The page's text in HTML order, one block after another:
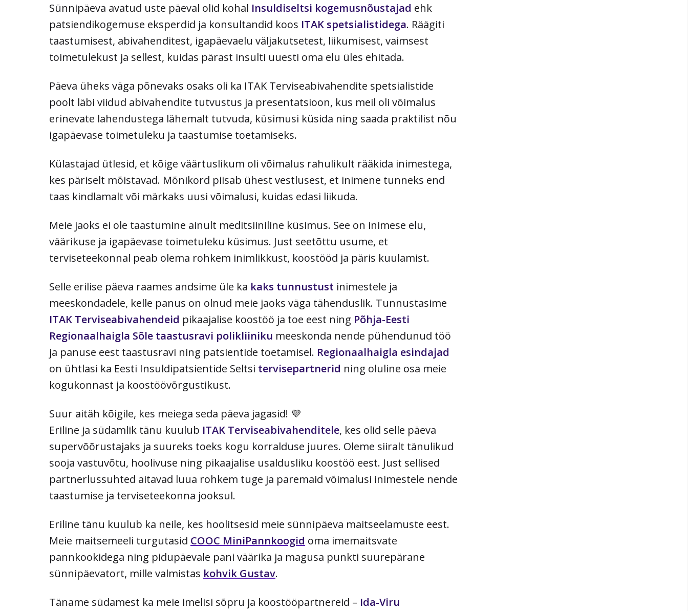
Sünnipäeva avatud uste päeval olid kohal Insuldiseltsi kogemusnõustajad ehk
patsiendikogemuse eksperdid ja konsultandid koos ITAK spetsialistidega. Räägiti
taastumisest, abivahenditest, igapäevaelu väljakutsetest, liikumisest, vaimsest
toimetulekust ja sellest, kuidas pärast insulti uuesti oma elu üles ehitada.
Päeva üheks väga põnevaks osaks oli ka ITAK Terviseabivahendite spetsialistide
poolt läbi viidud abivahendite tutvustus ja presentatsioon, kus meil oli võimalus
erinevate lahendustega lähemalt tutvuda, küsimusi küsida ning saada praktilist nõu
igapäevase toimetuleku ja taastumise toetamiseks.
Külastajad ütlesid, et kõige väärtuslikum oli võimalus rahulikult rääkida inimestega,
kes päriselt mõistavad. Mõnikord piisab ühest vestlusest, et inimene tunneks end
taas kindlamalt või märkaks uusi võimalusi, kuidas edasi liikuda.
Meie jaoks ei ole taastumine ainult meditsiiniline küsimus. See on inimese elu,
väärikuse ja igapäevase toimetuleku küsimus. Just seetõttu usume, et
terviseteekonnal peab olema rohkem inimlikkust, koostööd ja päris kuulamist.
Selle erilise päeva raames andsime üle ka kaks tunnustust inimestele ja
meeskondadele, kelle panus on olnud meie jaoks väga tähenduslik. Tunnustasime
ITAK Terviseabivahendeid pikaajalise koostöö ja toe eest ning Põhja-Eesti
Regionaalhaigla Sõle taastusravi polikliiniku meeskonda nende pühendunud töö
ja panuse eest taastusravi ning patsientide toetamisel. Regionaalhaigla esindajad
on ühtlasi ka Eesti Insuldipatsientide Seltsi tervisepartnerid ning oluline osa meie
kogukonnast ja koostöövõrgustikust.
Suur aitäh kõigile, kes meiega seda päeva jagasid! 💜
Eriline ja südamlik tänu kuulub ITAK Terviseabivahenditele, kes olid selle päeva
supervõõrustajaks ja suureks toeks kogu korralduse juures. Oleme siiralt tänulikud
sooja vastuvõtu, hoolivuse ning pikaajalise usaldusliku koostöö eest. Just sellised
partnerlussuhted aitavad luua rohkem tuge ja paremaid võimalusi inimestele nende
taastumise ja terviseteekonna jooksul.
Eriline tänu kuulub ka neile, kes hoolitsesid meie sünnipäeva maitseelamuste eest.
Meie maitsemeeli turgutasid COOC MiniPannkoogid oma imemaitsvate
pannkookidega ning pidupäevale pani väärika ja magusa punkti suurepärane
sünnipäevatort, mille valmistas kohvik Gustav.
Täname südamest ka meie imelisi sõpru ja koostööpartnereid – Ida-Viru